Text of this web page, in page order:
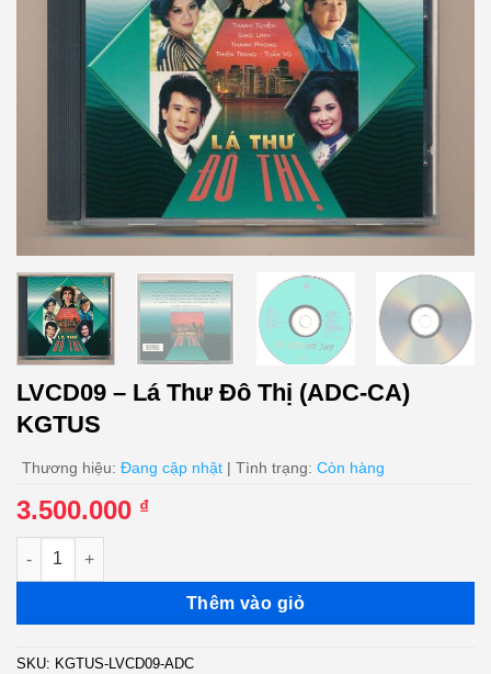
LVCD09 – Lá Thư Đô Thị (ADC-CA)
KGTUS
Thương hiệu: Đang cập nhật | Tình trạng: Còn hàng
3.500.000 ₫
LVCD09 - Lá Thư Đô Thị (ADC-CA) KGTUS số lượng
Thêm vào giỏ
SKU: KGTUS-LVCD09-ADC